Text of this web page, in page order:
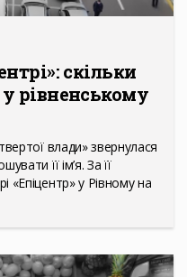
скільки
рівненському
влади» звернулася
її ім’я. За її
«Епіцентр» у Рівному на